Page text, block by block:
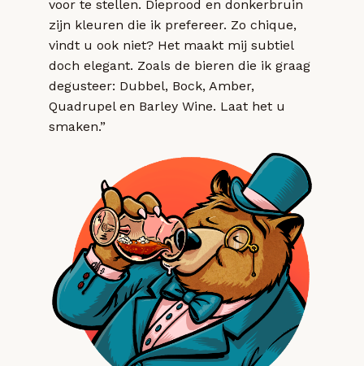
voor te stellen. Dieprood en donkerbruin
zijn kleuren die ik prefereer. Zo chique,
vindt u ook niet? Het maakt mij subtiel
doch elegant. Zoals de bieren die ik graag
degusteer: Dubbel, Bock, Amber,
Quadrupel en Barley Wine. Laat het u
smaken.”